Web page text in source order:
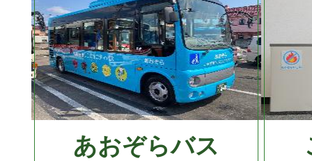
あおぞらバス